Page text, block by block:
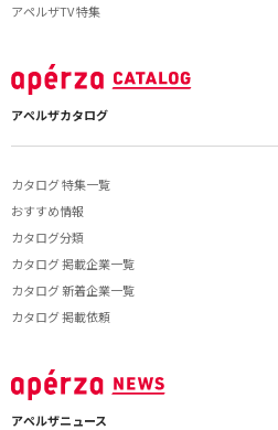
アペルザTV 特集
アペルザカタログ
カタログ 特集一覧
おすすめ情報
カタログ分類
カタログ 掲載企業一覧
カタログ 新着企業一覧
カタログ 掲載依頼
アペルザニュース